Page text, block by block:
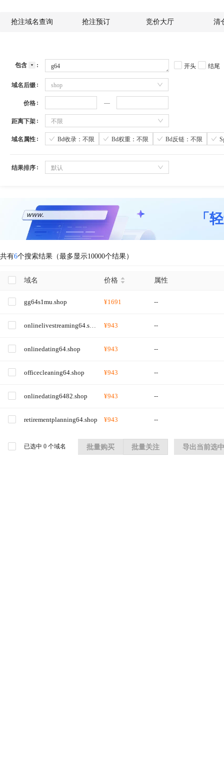
抢注域名查询 抢注预订 竞价大厅 清
包含 开头 结尾
域名后缀 shop
价格
距离下架 不限
域名属性 Bd收录：不限 Bd权重：不限 Bd反链：不限
结果排序 默认
「
共有6个搜索结果（最多显示10000个结果）
域名 价格 属性
gg64s1mu.shop ¥1691 --
¥943 --
onlinedating64.shop ¥943 --
officecleaning64.shop ¥943 --
onlinedating6482.shop ¥943 --
retirementplanning64.shop ¥943 --
已选中 0 个域名 批量购买 批量关注 导出当前选中